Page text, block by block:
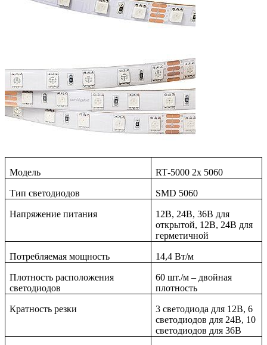
Модель RT-5000 2x 5060
Тип светодиодов SMD 5060
Напряжение питания
12В, 24В, 36В для
открытой, 12В, 24В для
герметичной
Потребляемая мощность 14,4 Вт/м
Плотность расположения
светодиодов
60 шт./м – двойная
плотность
Кратность резки
3 светодиода для 12В, 6
светодиодов для 24В, 10
светодиодов для 36В